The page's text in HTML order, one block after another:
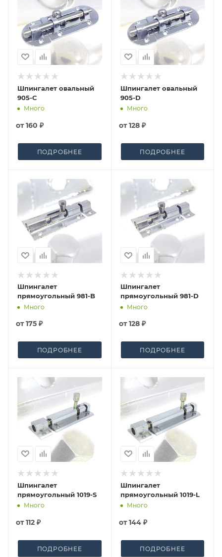
Шпингалет овальный
905-C
Много
от160 ₽
ПОДРОБНЕЕ
Шпингалет овальный
905-D
Много
от128 ₽
ПОДРОБНЕЕ
Шпингалет
прямоугольный 981-B
Много
от175 ₽
ПОДРОБНЕЕ
Шпингалет
прямоугольный 981-D
Много
от128 ₽
ПОДРОБНЕЕ
Шпингалет
прямоугольный 1019-S
Много
от112 ₽
ПОДРОБНЕЕ
Шпингалет
прямоугольный 1019-L
Много
от144 ₽
ПОДРОБНЕЕ